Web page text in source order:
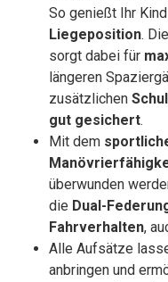
So genießt Ihr
Liegeposition.
sorgt dabei für
längeren
zusätzlichen
gut gesichert.
Mit dem
überwunden
die Dual-
Fahrverhalten,
Alle Aufsätze
anbringen und